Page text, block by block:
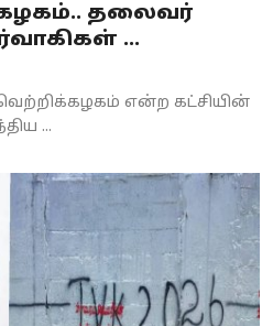
தலைவர்
...
என்ற கட்சியின்
...